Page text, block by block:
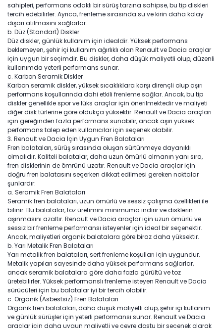
sahipleri, performans odaklı bir sürüş tarzına sahipse, bu tip diskleri
tercih edebilirler. Ayrıca, frenleme sırasında su ve kirin daha kolay
dışarı atılmasını sağlarlar.
b. Düz (Standart) Diskler
Düz diskler, günlük kullanım için idealdir. Yüksek performans
beklemeyen, şehir içi kullanım ağırlıklı olan Renault ve Dacia araçlar
için uygun bir seçimdir. Bu diskler, daha düşük maliyetli olup, düzenli
kullanımda yeterli performans sunar.
c. Karbon Seramik Diskler
Karbon seramik diskler, yüksek sıcaklıklara karşı dirençli olup aşırı
performans koşullarında dahi etkili frenleme sağlar. Ancak, bu tip
diskler genellikle spor ve lüks araçlar için önerilmektedir ve maliyeti
diğer disk türlerine göre oldukça yüksektir. Renault ve Dacia araçları
için gereğinden fazla performans sunabilir, ancak aşırı yüksek
performans talep eden kullanıcılar için seçenek olabilir.
3. Renault ve Dacia İçin Uygun Fren Balataları
Fren balataları, sürüş sırasında oluşan sürtünmeye dayanıklı
olmalıdır. Kaliteli balatalar, daha uzun ömürlü olmanın yanı sıra,
fren disklerinin de ömrünü uzatır. Renault ve Dacia araçlar için
doğru fren balatasını seçerken dikkat edilmesi gereken noktalar
şunlardır:
a. Seramik Fren Balataları
Seramik fren balataları, uzun ömürlü ve sessiz çalışma özellikleri ile
bilinir. Bu balatalar, toz üretimini minimuma indirir ve disklerin
aşınmasını azaltır. Renault ve Dacia araçlar için uzun ömürlü ve
sessiz bir frenleme performansı isteyenler için ideal bir seçenektir.
Ancak, maliyetleri organik balatalara göre biraz daha yüksektir.
b. Yarı Metalik Fren Balataları
Yarı metalik fren balataları, sert frenleme koşulları için uygundur.
Metalik yapıları sayesinde daha yüksek performans sağlarlar,
ancak seramik balatalara göre daha fazla gürültü ve toz
üretebilirler. Yüksek performanslı frenleme isteyen Renault ve Dacia
sürücüleri için bu balatalar iyi bir tercih olabilir.
c. Organik (Asbestsiz) Fren Balataları
Organik fren balataları, daha düşük maliyetli olup, şehir içi kullanım
ve günlük sürüşler için yeterli performansı sunar. Renault ve Dacia
araçlar için daha uygun maliyetli ve çevre dostu bir seçenek olarak